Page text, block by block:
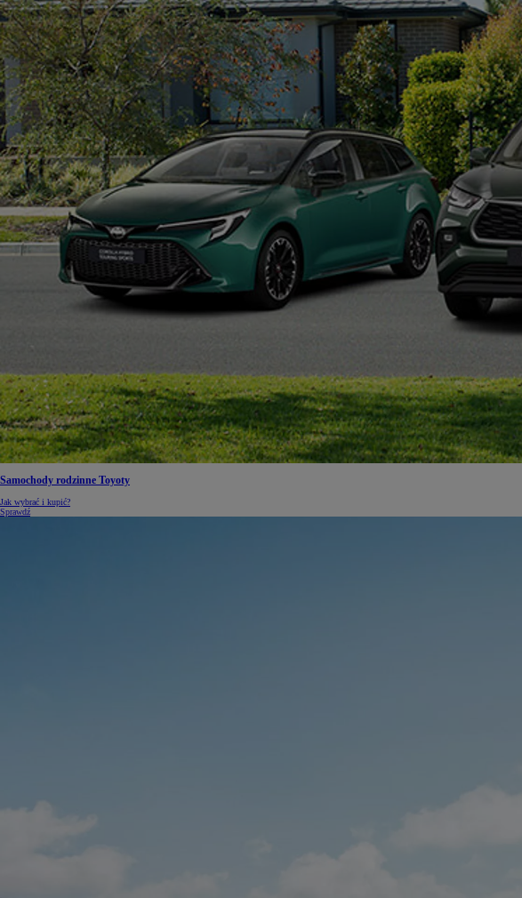
Samochody rodzinne Toyoty
Jak wybrać i kupić?
Sprawdź